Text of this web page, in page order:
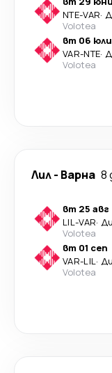
NTE-VAR·
Volotea
вт 06 юли
VAR-NTE·
Volotea
Лил- Варна 8
вт 25 авг
LIL-VAR·
Volotea
вт 01 сеп
VAR-LIL·
Volotea